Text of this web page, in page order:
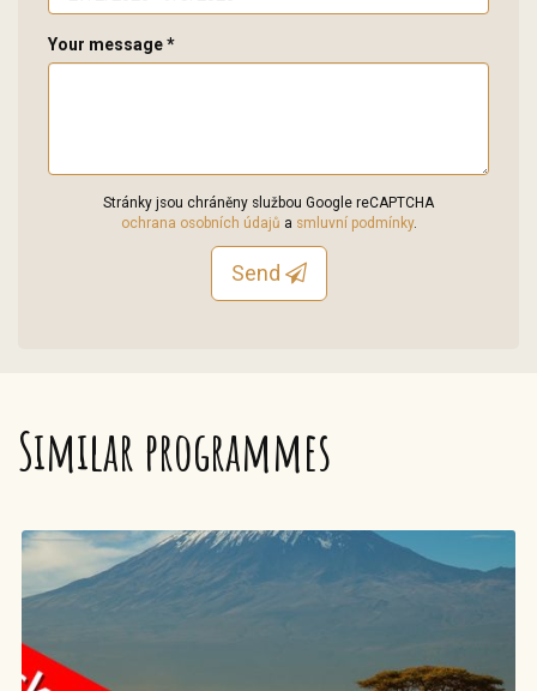
Your message *
Stránky jsou chráněny službou Google reCAPTCHA
ochrana osobních údajů a smluvní podmínky.
Send
Similar programmes